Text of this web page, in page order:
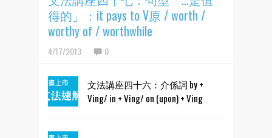
得的」：it pays to V原 / worth /
worthy of / worthwhile
4/17/2013 0
文法講座四十六：介係詞 by +
Ving/ in + Ving/ on (upon) + Ving